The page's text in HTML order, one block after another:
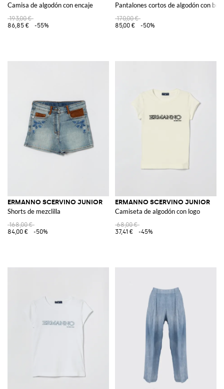
Camisa de algodón con encaje
193,00 €
86,85 €
-55%
Pantalones cortos de algodón con
170,00 €
85,00 €
-50%
ERMANNO SCERVINO JUNIOR
Shorts de mezclilla
168,00 €
84,00 €
-50%
ERMANNO SCERVINO JUNIOR
Camiseta de algodón con logo
68,00 €
37,41 €
-45%